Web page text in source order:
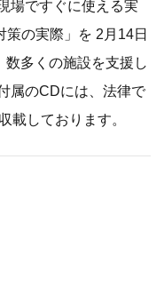
場ですぐに使える実
策の実際」を 2月14日
多くの施設を支援し
属のCDには、法律で
載しております。